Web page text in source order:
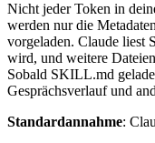
Nicht jeder Token in
werden nur die
vorgeladen. Claude liest
wird, und weitere
Sobald SKILL.md
Gesprächsverlauf und
Standardannahme: